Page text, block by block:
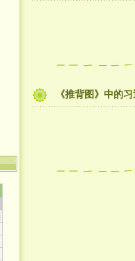
《推背图》中的